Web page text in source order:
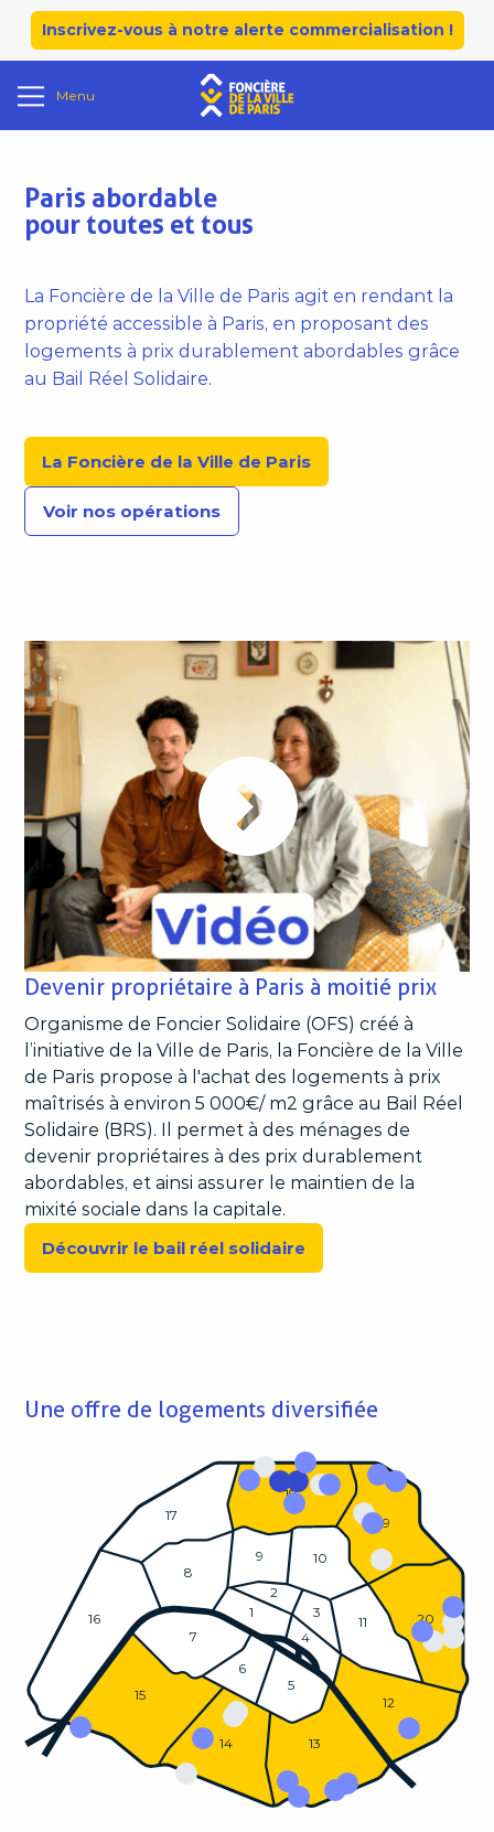
Inscrivez-vous à notre alerte commercialisation !
Menu
Paris abordable
pour toutes et tous
La Foncière de la Ville de Paris agit en rendant la
propriété accessible à Paris, en proposant des
logements à prix durablement abordables grâce
au Bail Réel Solidaire.
La Foncière de la Ville de Paris
Voir nos opérations
Devenir propriétaire à Paris à moitié prix
Organisme de Foncier Solidaire (OFS) créé à
l’initiative de la Ville de Paris, la Foncière de la Ville
de Paris propose à l'achat des logements à prix
maîtrisés à environ 5 000€/ m2 grâce au Bail Réel
Solidaire (BRS). Il permet à des ménages de
devenir propriétaires à des prix durablement
abordables, et ainsi assurer le maintien de la
mixité sociale dans la capitale.
Découvrir le bail réel solidaire
Une offre de logements diversifiée
1
2
3
4
5
6
7
8
9 10
11
12
13
14
15
16
17
18
19
20